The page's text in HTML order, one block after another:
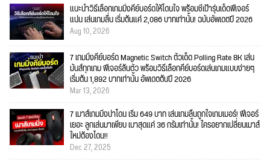
แนะนำวิธีเลือกเกมมิ่งคีย์บอร์ดให้โดนใจ พร้อมชี้เป้ารุ่นเด็ดฟีเจอร์
แน่น เล่นเกมลื่น เริ่มต้นแค่ 2,086 บาทเท่านั้น! ฉบับอัพเดตปี 2026
Aug 10, 2026
7 เกมมิ่งคีย์บอร์ด Magnetic Switch ตัวเด็ด Polling Rate 8K เล่น
มันส์ทุกเกม ฟีเจอร์ล้นตัว พร้อมวิธีเลือกคีย์บอร์ดเล่นเกมแบบง่ายๆ
เริ่มต้น 1,892 บาทเท่านั้น อัพเดตต้นปี 2026
Mar 13, 2026
7 เมาส์เกมมิ่งน่าโดน เริ่ม 649 บาท เล่นเกมลื่นถูกใจเกมเมอร์! ฟีเจอร์
เยอะ ลูกเล่นมาเพียบ เบาสุดแค่ 36 กรัมเท่านั้น! ใครอยากเปลี่ยนเมาส์
ใหม่ต้องโดน!!
Dec 27, 2025